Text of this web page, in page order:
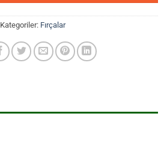
Kategoriler: Fırçalar